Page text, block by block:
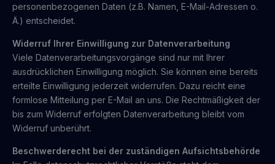
personenbezogenen Daten (z.B. Namen, E-Mail-Adressen o.
Ä.) entscheidet.
Widerruf Ihrer Einwilligung zur Datenverarbeitung
Viele Datenverarbeitungsvorgänge sind nur mit Ihrer
ausdrücklichen Einwilligung möglich. Sie können eine bereits
erteilte Einwilligung jederzeit widerrufen. Dazu reicht eine
formlose Mitteilung per E-Mail an uns. Die Rechtmäßigkeit der
bis zum Widerruf erfolgten Datenverarbeitung bleibt vom
Widerruf unberührt.
Beschwerderecht bei der zuständigen Aufsichtsbehörde